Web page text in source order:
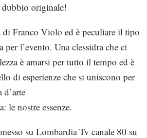
dubbio originale!
di Franco Violo ed è peculiare il tipo
per l’evento. Una clessidra che ci
è amarsi per tutto il tempo ed è
di esperienze che si uniscono per
d’arte
le nostre essenze.
su Lombardia Tv canale 80 su